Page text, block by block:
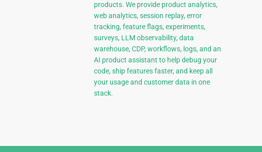
products. We provide product analytics,
web analytics, session replay, error
tracking, feature flags, experiments,
surveys, LLM observability, data
warehouse, CDP, workflows, logs, and an
AI product assistant to help debug your
code, ship features faster, and keep all
your usage and customer data in one
stack.